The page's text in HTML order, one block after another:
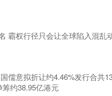
霸权行径只会让全球陷入混乱
儒意拟折让约4.46%发行合共
约38.95亿港元